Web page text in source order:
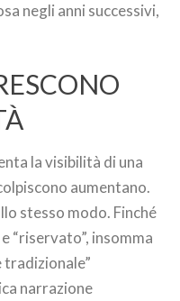
negli anni successivi,
la visibilità di una
aumentano.
stesso modo. Finché
“riservato”, insomma
tradizionale”
narrazione